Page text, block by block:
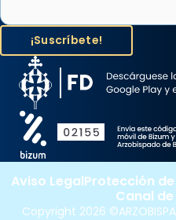
Copyright 2026
Aviso LegalProtección
Canal